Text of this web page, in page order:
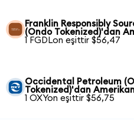
Franklin Responsibly
(Ondo Tokenized)'dan
1 FGDLon eşittir $56,47
Occidental Petroleum
Tokenized)'dan
1 OXYon eşittir $56,75